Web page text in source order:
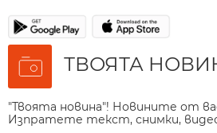
ТВОЯТА
"Твоята новина"! Новините от
Изпратете текст, снимки,